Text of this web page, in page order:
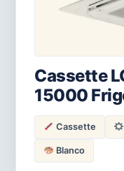
Cassette
15000
Cassette
Blanco